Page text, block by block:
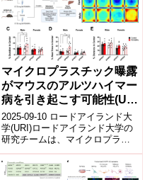
マイクロプラスチック曝露
がマウスのアルツハイマー
病を引き起こす可能性(URI
study links microplastic
exposure to Alzheimer’s
disease in mice)
2025-09-10 ロードアイランド大
学(URI)ロードアイランド大学の
研究チームは、マイクロプラス
チック曝露がアルツハイマー病
リスクを高める可能性をマウス
実...